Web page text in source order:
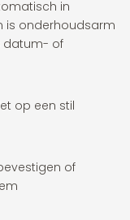
in
is onderhoudsarm
datum- of
op een stil
of